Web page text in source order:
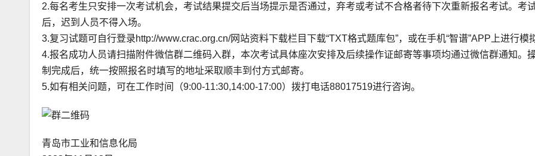
2.每名考生只安排一次考试机会，考试结果提交后当场提示是否通过，弃考或考试不合格者待下次重新报名考试。考
后，迟到人员不得入场。
3.复习试题可自行登录http://www.crac.org.cn/网站资料下载栏目下载“TXT格式题库包”，或在手机“智谱”APP上进行模
4.报名成功人员请扫描附件微信群二维码入群，本次考试具体座次安排及后续操作证邮寄等事项均通过微信群通知。
制完成后，统一按照报名时填写的地址采取顺丰到付方式邮寄。
5.如有相关问题，可在工作时间（9:00-11:30,14:00-17:00）拨打电话88017519进行咨询。
青岛市工业和信息化局